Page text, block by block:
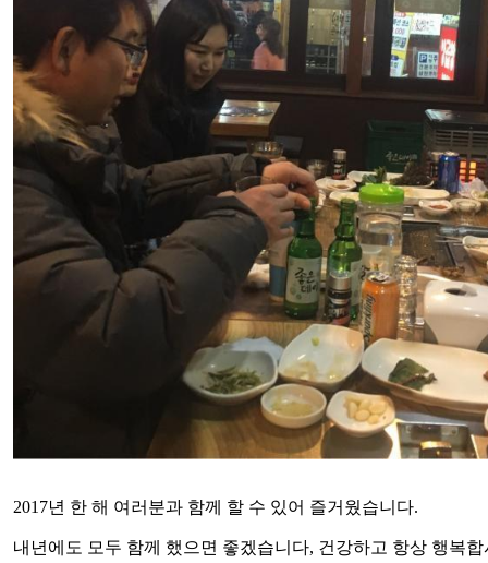
2017년 한 해 여러분과 함께 할 수 있어 즐거웠습니다.
내년에도 모두 함께 했으면 좋겠습니다, 건강하고 항상 행복합